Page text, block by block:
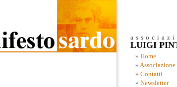
LUIGI
Home
Associazione
Contatti
Newsletter